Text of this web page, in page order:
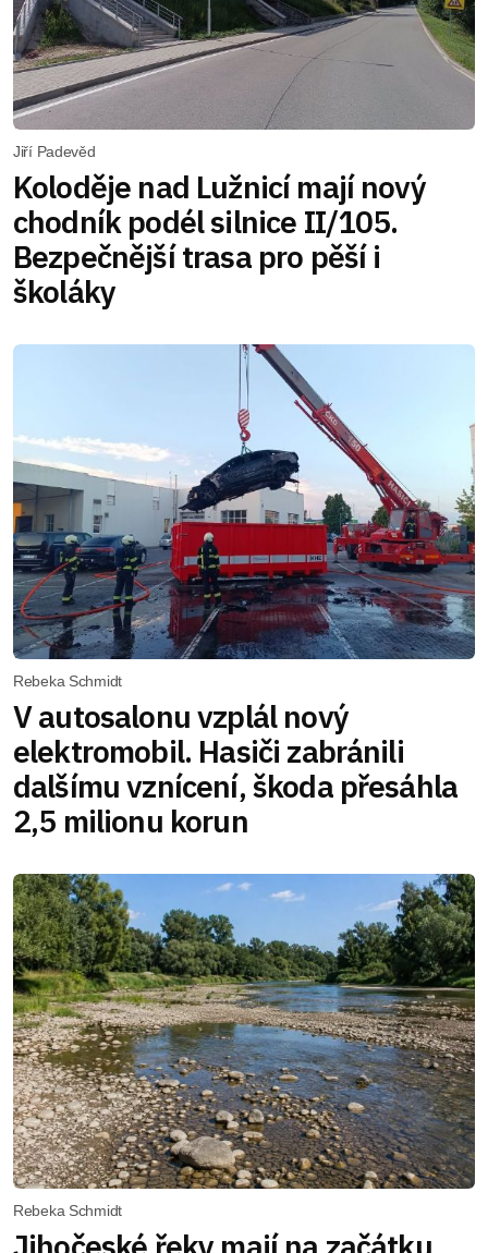
Jiří Padevěd
Koloděje nad Lužnicí mají nový
chodník podél silnice II/105.
Bezpečnější trasa pro pěší i
školáky
Rebeka Schmidt
V autosalonu vzplál nový
elektromobil. Hasiči zabránili
dalšímu vznícení, škoda přesáhla
2,5 milionu korun
Rebeka Schmidt